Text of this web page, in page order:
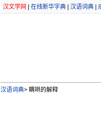
汉文学网 在线新华字典| 汉语词典|
汉语词典>瞒哄的解释